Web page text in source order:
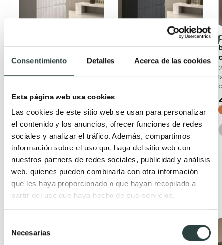
Consentimiento Detalles Acerca de las cookies
Esta página web usa cookies
Las cookies de este sitio web se usan para personalizar
el contenido y los anuncios, ofrecer funciones de redes
sociales y analizar el tráfico. Además, compartimos
información sobre el uso que haga del sitio web con
nuestros partners de redes sociales, publicidad y análisis
web, quienes pueden combinarla con otra información
que les haya proporcionado o que hayan recopilado a
partir del uso que haya hecho de sus servicios.
Necesarias
encimera de madera
Bruntec Ebi colores
lacado
358,74€
−32%
Mueble de baño con
encimera piedra
compactada del
Ebi colores
379,31€557,81€
−32%
+ 6
Productos relacionados